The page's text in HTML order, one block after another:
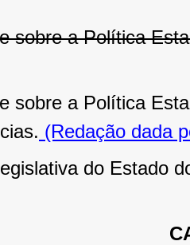
sobre a Política
sobre a Política
(Redação dada
do Estado